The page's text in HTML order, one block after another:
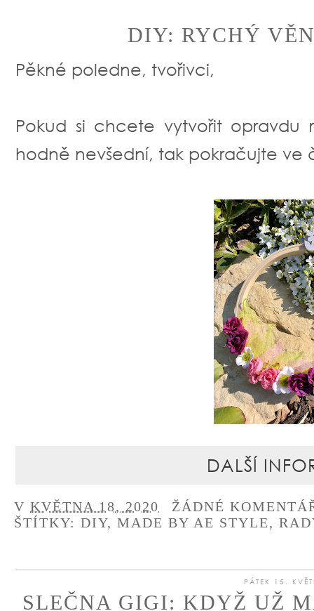
DIY: RYCHÝ
Pěkné poledne, tvořivci,
Pokud si chcete vytvořit
hodně nevšední, tak pokračujte ve
DALŠÍ
V KVĚTNA 18, 2020
ŽÁDNÉ
ŠTÍTKY: DIY, MADE BY AE STYLE,
PÁTEK 15.
SLEČNA GIGI: KDYŽ UŽ